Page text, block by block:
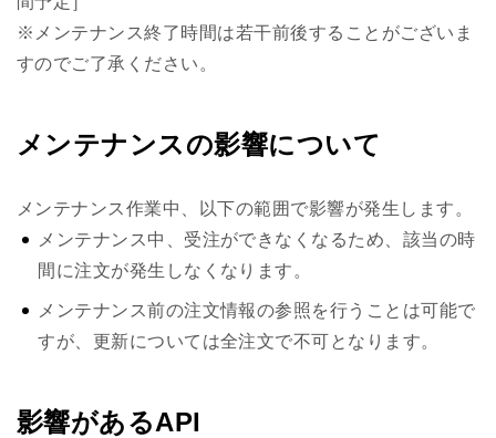
※メンテナンス終了時間は若干前後することがございま
すのでご了承ください。
メンテナンスの影響について
メンテナンス作業中、以下の範囲で影響が発生します。
メンテナンス中、受注ができなくなるため、該当の時
間に注文が発生しなくなります。
メンテナンス前の注文情報の参照を行うことは可能で
すが、更新については全注文で不可となります。
影響があるAPI